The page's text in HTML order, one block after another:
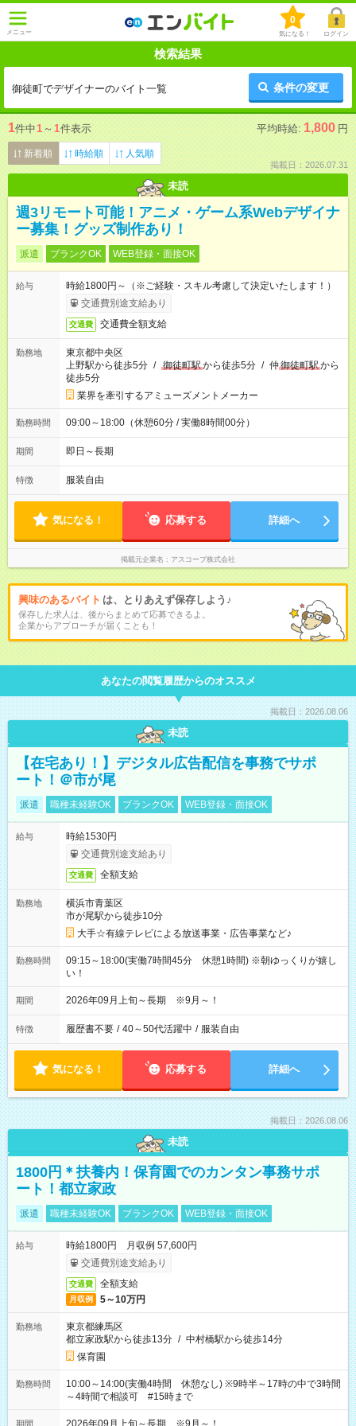
メニュー
0
気になる！ ログイン
検索結果
御徒町でデザイナーのバイト一覧 条件の変更
1件中1 ～ 1件表示 平均時給: 1,800 円
新着順 時給順 人気順
掲載日：2026.07.31
未読
週3リモート可能！アニメ・ゲーム系Webデザイナ
ー募集！グッズ制作あり！
派遣 ブランクOK WEB登録・面接OK
給与
時給1800円～（※ご経験・スキル考慮して決定いたします！）
交通費別途支給あり
交通費 交通費全額支給
勤務地
東京都中央区
上野駅から徒歩5分 / 御徒町駅から徒歩5分 / 仲御徒町駅から
徒歩5分
業界を牽引するアミューズメントメーカー
勤務時間 09:00～18:00（休憩60分 / 実働8時間00分）
期間 即日～長期
特徴 服装自由
気になる！ 応募する 詳細へ
掲載元企業名 アスコープ株式会社
興味のあるバイト は、とりあえず保存しよう♪
保存した求人は、後からまとめて応募できるよ。
企業からアプローチが届くことも！
あなたの閲覧履歴からのオススメ
掲載日：2026.08.06
未読
【在宅あり！】デジタル広告配信を事務でサポ
ート！＠市が尾
派遣 職種未経験OK ブランクOK WEB登録・面接OK
給与
時給1530円
交通費別途支給あり
交通費 全額支給
勤務地
横浜市青葉区
市が尾駅から徒歩10分
大手☆有線テレビによる放送事業・広告事業など♪
勤務時間
09:15～18:00(実働7時間45分 休憩1時間) ※朝ゆっくりが嬉し
い！
期間 2026年09月上旬～長期 ※9月～！
特徴 履歴書不要 / 40～50代活躍中 / 服装自由
気になる！ 応募する 詳細へ
掲載日：2026.08.06
未読
1800円＊扶養内！保育園でのカンタン事務サポ
ート！都立家政
派遣 職種未経験OK ブランクOK WEB登録・面接OK
給与
時給1800円 月収例 57,600円
交通費別途支給あり
交通費 全額支給
月収例 5～10万円
勤務地
東京都練馬区
都立家政駅から徒歩13分 / 中村橋駅から徒歩14分
保育園
勤務時間
10:00～14:00(実働4時間 休憩なし) ※9時半～17時の中で3時間
～4時間で相談可 #15時まで
期間 2026年09月上旬～長期 ※9月～！